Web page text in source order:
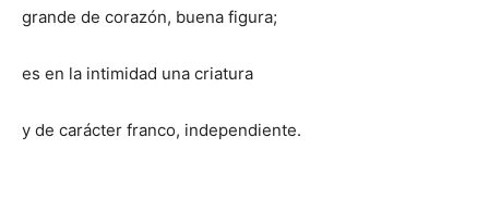
grande de corazón, buena figura;
es en la intimidad una criatura
y de carácter franco, independiente.